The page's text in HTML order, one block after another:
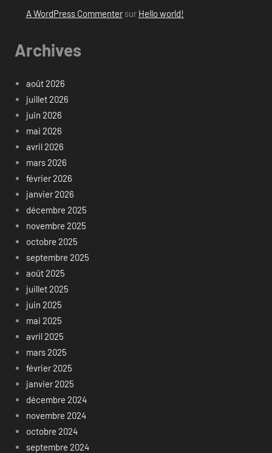
A WordPress Commentersur Hello world!
Archives
août 2026
juillet 2026
juin 2026
mai 2026
avril 2026
mars 2026
février 2026
janvier 2026
décembre 2025
novembre 2025
octobre 2025
septembre 2025
août 2025
juillet 2025
juin 2025
mai 2025
avril 2025
mars 2025
février 2025
janvier 2025
décembre 2024
novembre 2024
octobre 2024
septembre 2024